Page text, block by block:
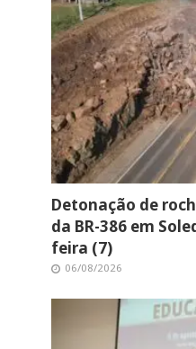
Detonação de
da BR-386 em
feira (7)
06/08/2026